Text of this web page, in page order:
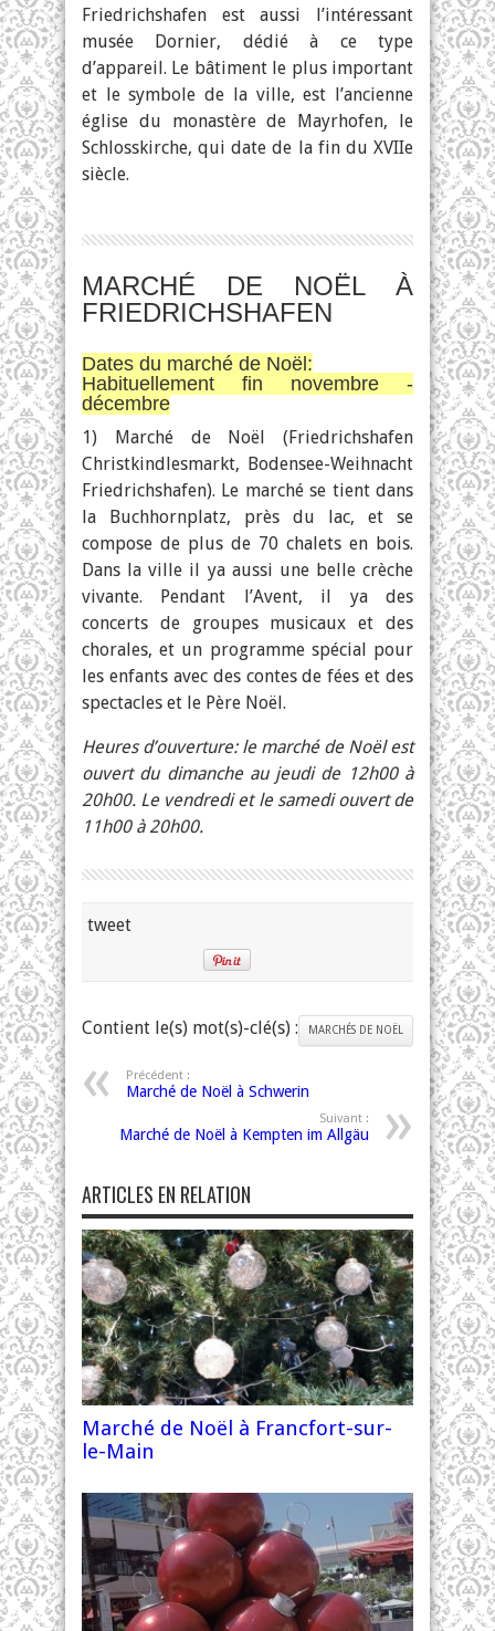
Friedrichshafen est aussi l’intéressant
musée Dornier, dédié à ce type
d’appareil. Le bâtiment le plus important
et le symbole de la ville, est l’ancienne
église du monastère de Mayrhofen, le
Schlosskirche, qui date de la fin du XVIIe
siècle.
MARCHÉ DE NOËL À
FRIEDRICHSHAFEN
Dates du marché de Noël:
Habituellement fin novembre -
décembre
1) Marché de Noël (Friedrichshafen
Christkindlesmarkt, Bodensee-Weihnacht
Friedrichshafen). Le marché se tient dans
la Buchhornplatz, près du lac, et se
compose de plus de 70 chalets en bois.
Dans la ville il ya aussi une belle crèche
vivante. Pendant l’Avent, il ya des
concerts de groupes musicaux et des
chorales, et un programme spécial pour
les enfants avec des contes de fées et des
spectacles et le Père Noël.
Heures d’ouverture: le marché de Noël est
ouvert du dimanche au jeudi de 12h00 à
20h00. Le vendredi et le samedi ouvert de
11h00 à 20h00.
tweet
Contient le(s) mot(s)-clé(s) : MARCHÉS DE NOËL
Précédent :
Marché de Noël à Schwerin
Suivant :
Marché de Noël à Kempten im Allgäu
ARTICLES EN RELATION
Marché de Noël à Francfort-sur-
le-Main